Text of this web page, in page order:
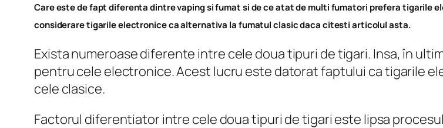
Care este de fapt diferenta dintre vaping si fumat si de ce atat de multi fumatori prefera tigarile
considerare tigarile electronice ca alternativa la fumatul clasic daca citesti articolul asta.
Exista numeroase diferente intre cele doua tipuri de tigari. Insa, în
pentru cele electronice. Acest lucru este datorat faptului ca tigarile
cele clasice.
Factorul diferentiator intre cele doua tipuri de tigari este lipsa